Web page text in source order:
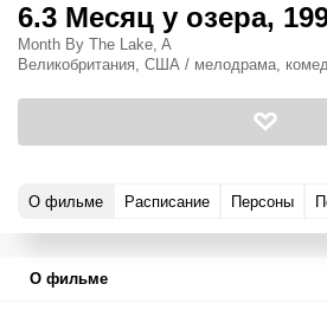
6.3 Месяц у озера,
Month By The Lake, A
Великобритания, США / мелодрама,
О фильме Расписание Персоны
О фильме